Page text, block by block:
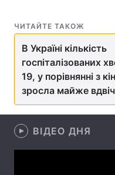
Здоров'я
Цікавинки
Екологія
Лонгріди
ЧИТАЙТЕ ТАКОЖ
В Україні кількість
госпіталізованих
19, у порівнянні з
зросла майже
ВІДЕО ДНЯ